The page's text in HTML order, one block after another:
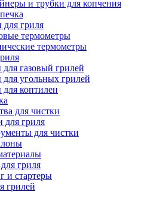
и трубки для копчения
гриля
термометры
термометры
газовый грилей
угольных грилей
коптилен
для чистки
для гриля
для чистки
гриля
и стартеры
грилей